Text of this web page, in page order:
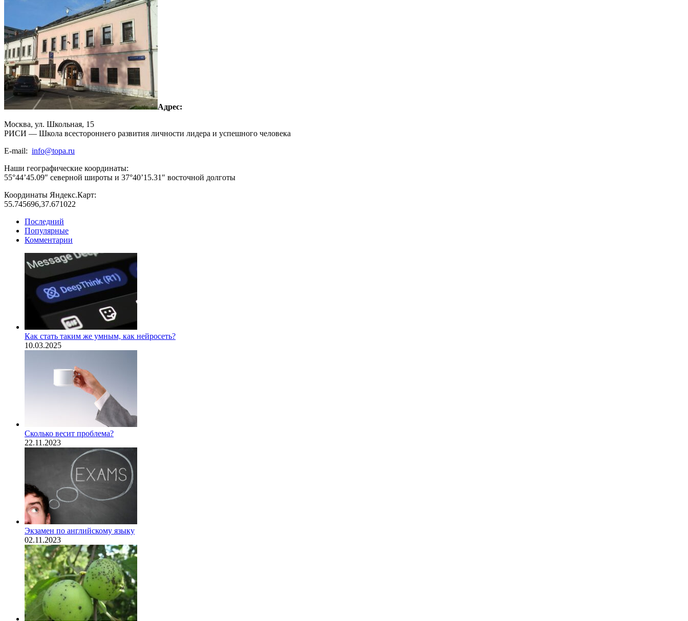
Адрес:
Москва, ул. Школьная, 15
РИСИ — Школа всестороннего развития личности лидера и успешного человека
E-mail: info@topa.ru
Наши географические координаты:
55°44’45.09″ северной широты и 37°40’15.31″ восточной долготы
Координаты Яндекс.Карт:
55.745696,37.671022
Последний
Популярные
Комментарии
Как стать таким же умным, как нейросеть?
10.03.2025
Сколько весит проблема?
22.11.2023
Экзамен по английскому языку
02.11.2023